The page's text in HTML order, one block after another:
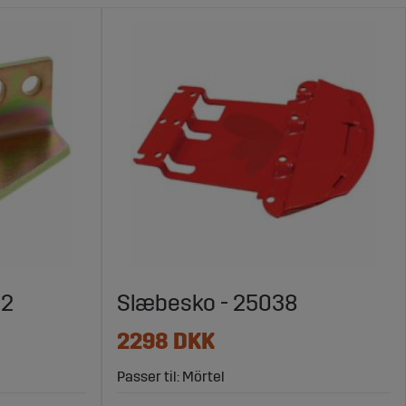
Slæbesko - 25038
2298 DKK
Passer til: Mörtel